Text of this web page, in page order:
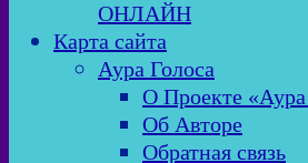
ОНЛАЙН
Карта сайта
Аура Голоса
О Проекте «Аура
Об Авторе
Обратная связь